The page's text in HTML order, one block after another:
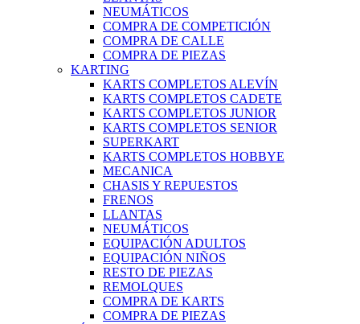
NEUMÁTICOS
COMPRA DE COMPETICIÓN
COMPRA DE CALLE
COMPRA DE PIEZAS
KARTING
KARTS COMPLETOS ALEVÍN
KARTS COMPLETOS CADETE
KARTS COMPLETOS JUNIOR
KARTS COMPLETOS SENIOR
SUPERKART
KARTS COMPLETOS HOBBYE
MECANICA
CHASIS Y REPUESTOS
FRENOS
LLANTAS
NEUMÁTICOS
EQUIPACIÓN ADULTOS
EQUIPACIÓN NIÑOS
RESTO DE PIEZAS
REMOLQUES
COMPRA DE KARTS
COMPRA DE PIEZAS